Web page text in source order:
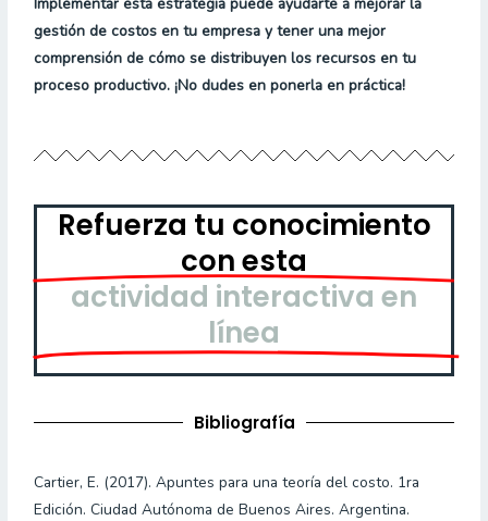
gestión de costos en tu empresa y tener una mejor
comprensión de cómo se distribuyen los recursos en tu
proceso productivo. ¡No dudes en ponerla en práctica!
Refuerza tu conocimiento
con esta
actividad interactiva en
línea
Bibliografía
Cartier, E. (2017). Apuntes para una teoría del costo. 1ra
Edición. Ciudad Autónoma de Buenos Aires. Argentina.